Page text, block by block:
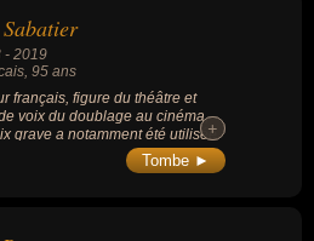
- 2019
, 95 ans
français, figure du théâtre et
voix du doublage au cinéma,
grave a notamment été utilisée
les monuments du 7e art que
Brando et John Wayne.
+
+
Tombe ►